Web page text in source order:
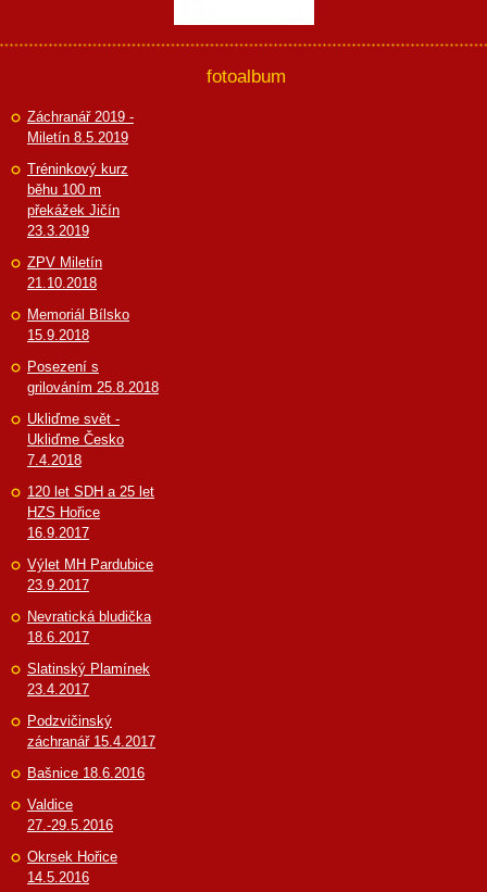
fotoalbum
Záchranář 2019 -
Miletín 8.5.2019
Tréninkový kurz
běhu 100 m
překážek Jičín
23.3.2019
ZPV Miletín
21.10.2018
Memoriál Bílsko
15.9.2018
Posezení s
grilováním 25.8.2018
Ukliďme svět -
Ukliďme Česko
7.4.2018
120 let SDH a 25 let
HZS Hořice
16.9.2017
Výlet MH Pardubice
23.9.2017
Nevratická bludička
18.6.2017
Slatinský Plamínek
23.4.2017
Podzvičinský
záchranář 15.4.2017
Bašnice 18.6.2016
Valdice
27.-29.5.2016
Okrsek Hořice
14.5.2016